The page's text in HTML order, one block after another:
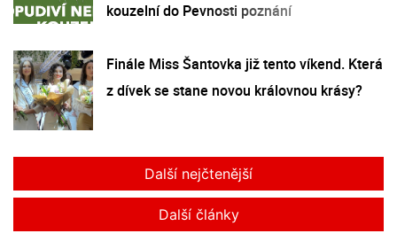
kouzelní do Pevnosti poznání
Finále Miss Šantovka již tento víkend. Která
z dívek se stane novou královnou krásy?
Další nejčtenější
Další články